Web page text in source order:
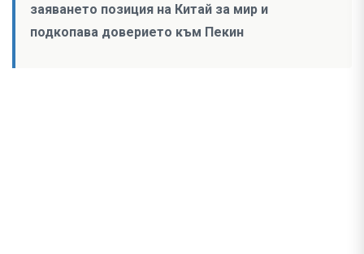
заяването позиция на Китай за мир и
подкопава доверието към Пекин